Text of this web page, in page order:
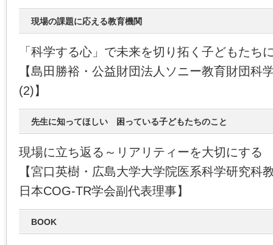
現場の課題に応える教育機関
「科学する心」で未来を切り拓く子どもたち
【島田勝裕・公益財団法人ソニー教育財団科
(2)】
先生に知ってほしい 困っている子どもたちのこと
現場に立ち返る～リアリティーを大切にする
【宮口英樹・広島大学大学院医系科学研究科
日本COG-TR学会副代表理事】
BOOK